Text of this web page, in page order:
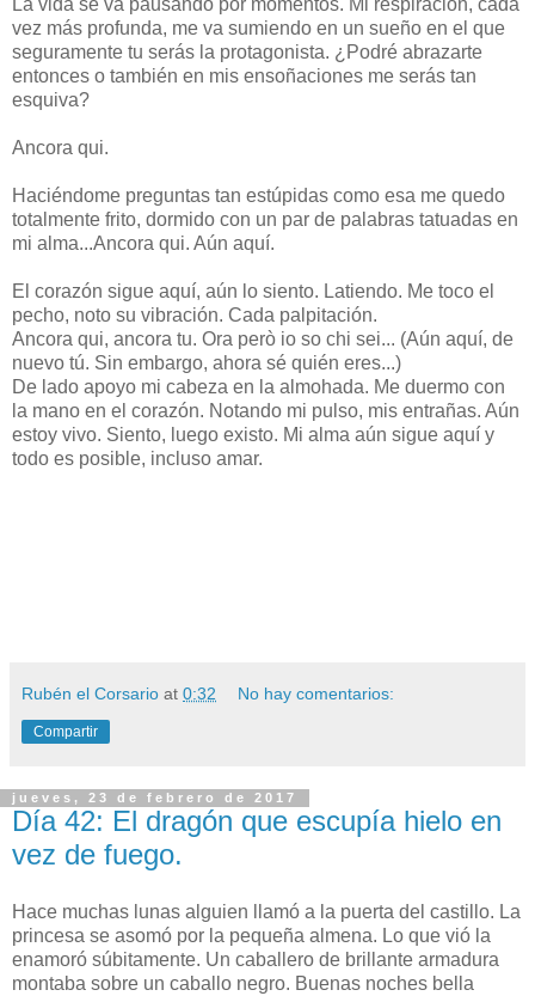
La vida se va pausando por momentos. Mi respiración, cada
vez más profunda, me va sumiendo en un sueño en el que
seguramente tu serás la protagonista. ¿Podré abrazarte
entonces o también en mis ensoñaciones me serás tan
esquiva?
Ancora qui.
Haciéndome preguntas tan estúpidas como esa me quedo
totalmente frito, dormido con un par de palabras tatuadas en
mi alma...Ancora qui. Aún aquí.
El corazón sigue aquí, aún lo siento. Latiendo. Me toco el
pecho, noto su vibración. Cada palpitación.
Ancora qui, ancora tu. Ora però io so chi sei... (Aún aquí, de
nuevo tú. Sin embargo, ahora sé quién eres...)
De lado apoyo mi cabeza en la almohada. Me duermo con
la mano en el corazón. Notando mi pulso, mis entrañas. Aún
estoy vivo. Siento, luego existo. Mi alma aún sigue aquí y
todo es posible, incluso amar.
Rubén el Corsario at 0:32 No hay comentarios:
Compartir
jueves, 23 de febrero de 2017
Día 42: El dragón que escupía hielo en
vez de fuego.
Hace muchas lunas alguien llamó a la puerta del castillo. La
princesa se asomó por la pequeña almena. Lo que vió la
enamoró súbitamente. Un caballero de brillante armadura
montaba sobre un caballo negro. Buenas noches bella